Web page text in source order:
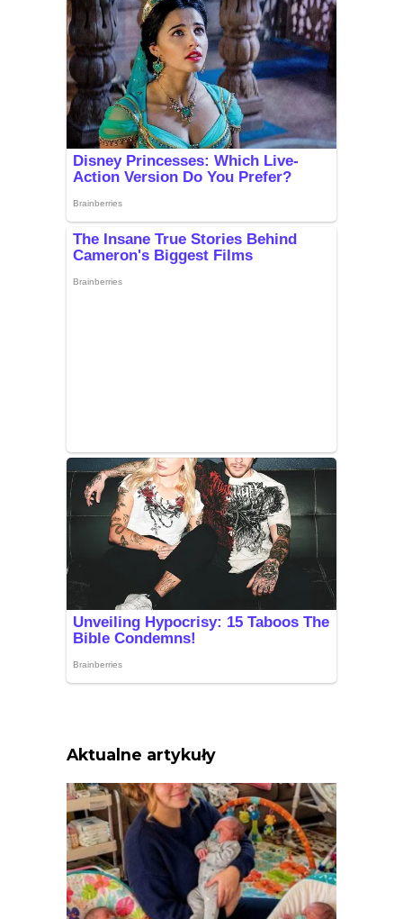
Aktualne artykuły